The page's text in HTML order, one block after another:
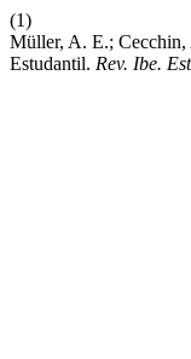
(1)
Müller, A. E.; Cecchin,
Estudantil. Rev. Ibe.